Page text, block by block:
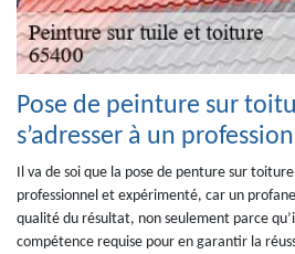
Pose de peinture sur
s’adresser à un
Il va de soi que la pose de penture sur
professionnel et expérimenté, car un
qualité du résultat, non seulement parce
compétence requise pour en garantir la